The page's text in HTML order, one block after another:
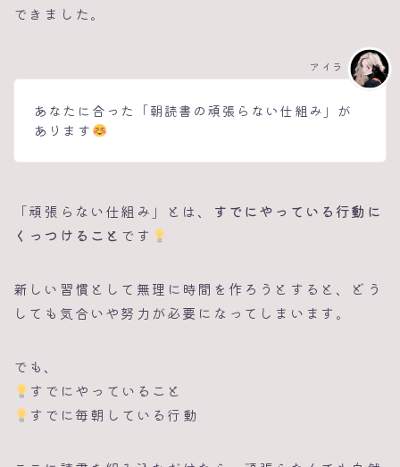
できました。
あなたに合った「朝読書の頑張らない仕組み」が
あります
アイラ
「頑張らない仕組み」とは、
すでにやっている行動に
くっつけること です
新しい習慣として無理に時間を作ろうとすると、どう
しても気合いや努力が必要になってしまいます。
でも、
すでにやっていること
すでに毎朝している行動